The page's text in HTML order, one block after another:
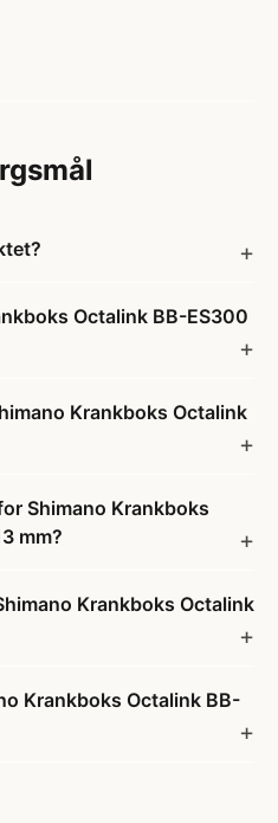
Octalink BB-ES300
Krankboks Octalink
Shimano Krankboks
mm?
Krankboks Octalink
Krankboks Octalink BB-